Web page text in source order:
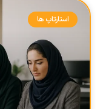
استارتاپ ها